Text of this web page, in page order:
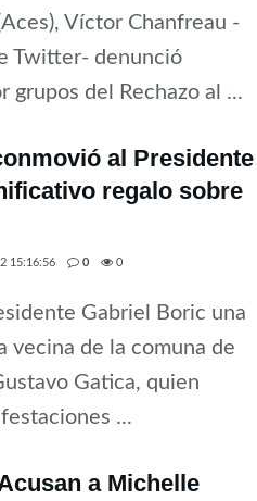
Víctor Chanfreau -
Twitter- denunció
grupos del Rechazo al ...
al Presidente
regalo sobre
15:16:56 0 0
Gabriel Boric una
vecina de la comuna de
Gatica, quien
...
a Michelle